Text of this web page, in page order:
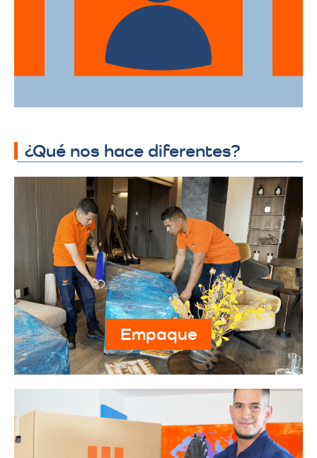
servicio al cliente excepcional,
adaptándose a sus horarios y
necesidades específicas.
¿Qué nos hace diferentes?
Empaque